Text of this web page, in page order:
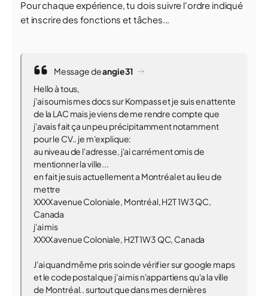
Pour chaque expérience, tu dois suivre l'ordre indiqué
et inscrire des fonctions et tâches...
Message deangie31
Hello à tous,
j'ai soumis mes docs sur Kompass et je suis en attente
de la LAC mais je viens de me rendre compte que
j'avais fait ça un peu précipitamment notamment
pour le CV.. je m'explique:
au niveau de l'adresse, j'ai carrément omis de
mentionner la ville...
en fait je suis actuellement a Montréal et au lieu de
mettre
XXXX avenue Coloniale, Montréal, H2T 1W3 QC,
Canada
j'ai mis
XXXX avenue Coloniale, H2T 1W3 QC, Canada
J'ai quand même pris soin de vérifier sur google maps
et le code postal que j'ai mis n'appartiens qu'a la ville
de Montréal.. surtout que dans mes dernières